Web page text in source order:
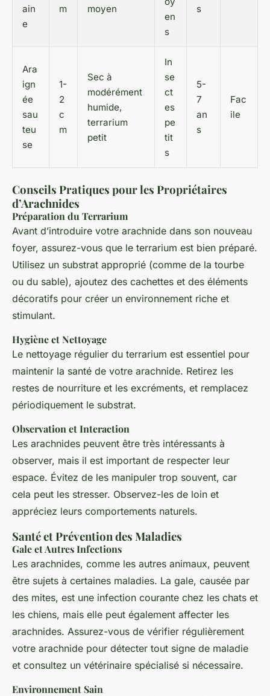
ain
e
m moyen
en
s
s
Ara
ign
ée
sau
teu
se
1-
2
c
m
Sec à
modérément
humide,
terrarium
petit
In
se
ct
es
pe
tit
s
5-
7
an
s
Fac
ile
Conseils Pratiques pour les Propriétaires
d’Arachnides
Préparation du Terrarium
Avant d’introduire votre arachnide dans son nouveau
foyer, assurez-vous que le terrarium est bien préparé.
Utilisez un substrat approprié (comme de la tourbe
ou du sable), ajoutez des cachettes et des éléments
décoratifs pour créer un environnement riche et
stimulant.
Hygiène et Nettoyage
Le nettoyage régulier du terrarium est essentiel pour
maintenir la santé de votre arachnide. Retirez les
restes de nourriture et les excréments, et remplacez
périodiquement le substrat.
Observation et Interaction
Les arachnides peuvent être très intéressants à
observer, mais il est important de respecter leur
espace. Évitez de les manipuler trop souvent, car
cela peut les stresser. Observez-les de loin et
appréciez leurs comportements naturels.
Santé et Prévention des Maladies
Gale et Autres Infections
Les arachnides, comme les autres animaux, peuvent
être sujets à certaines maladies. La gale, causée par
des mites, est une infection courante chez les chats et
les chiens, mais elle peut également affecter les
arachnides. Assurez-vous de vérifier régulièrement
votre arachnide pour détecter tout signe de maladie
et consultez un vétérinaire spécialisé si nécessaire.
Environnement Sain